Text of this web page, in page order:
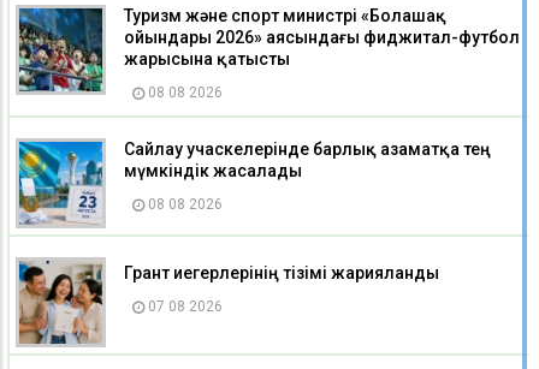
Туризм және спорт министрі «Болашақ
ойындары 2026» аясындағы фиджитал-футбол
жарысына қатысты
08 08 2026
Сайлау учаскелерінде барлық азаматқа тең
мүмкіндік жасалады
08 08 2026
Грант иегерлерінің тізімі жарияланды
07 08 2026